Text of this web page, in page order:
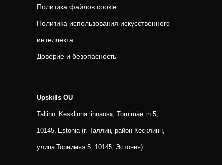
Политика файлов cookie
Политика использования искусственного
интеллекта
Доверие и безопасность
Upskills OU
Tallinn, Kesklinna linnaosa, Tornimäe tn 5,
10145, Estonia (г. Таллин, район Кесклинн,
улица Торнимяэ 5, 10145, Эстония)